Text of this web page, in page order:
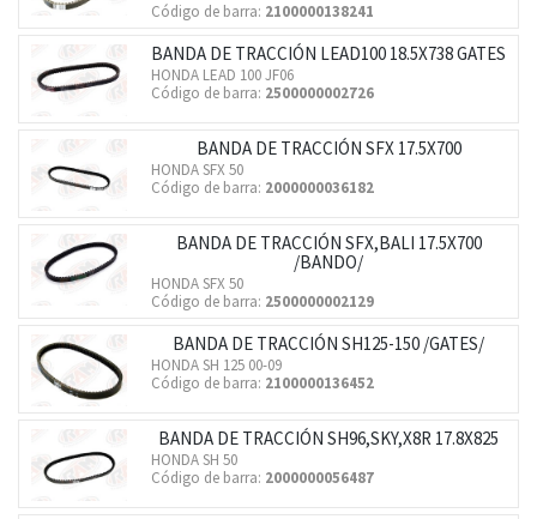
Código de barra: 2100000138241
BANDA DE TRACCIÓN LEAD100 18.5X738 GATES
HONDA LEAD 100 JF06
Código de barra: 2500000002726
BANDA DE TRACCIÓN SFX 17.5X700
HONDA SFX 50
Código de barra: 2000000036182
BANDA DE TRACCIÓN SFX,BALI 17.5X700
/BANDO/
HONDA SFX 50
Código de barra: 2500000002129
BANDA DE TRACCIÓN SH125-150 /GATES/
HONDA SH 125 00-09
Código de barra: 2100000136452
BANDA DE TRACCIÓN SH96,SKY,X8R 17.8X825
HONDA SH 50
Código de barra: 2000000056487